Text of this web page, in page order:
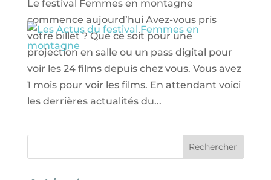
Le festival Femmes en montagne
commence aujourd’hui Avez-vous pris
votre billet ? Que ce soit pour une
projection en salle ou un pass digital pour
voir les 24 films depuis chez vous. Vous avez
1 mois pour voir les films. En attendant voici
les derrières actualités du...